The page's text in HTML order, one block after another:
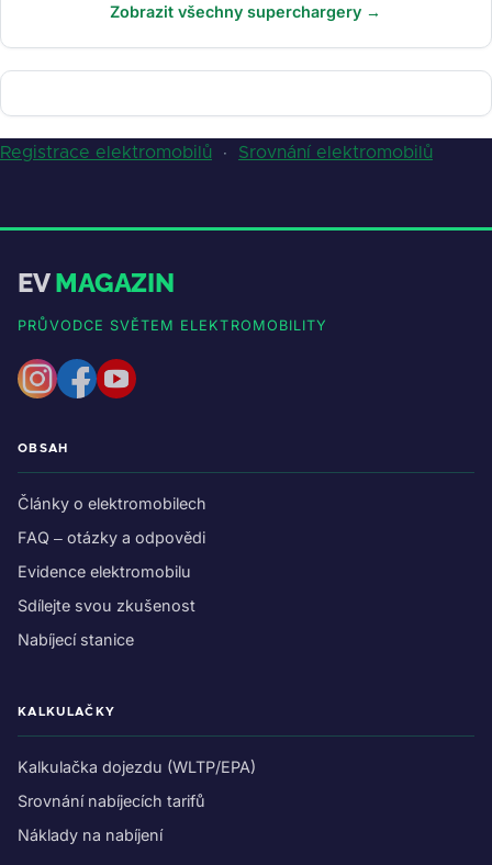
Zobrazit všechny superchargery →
Registrace elektromobilů · Srovnání elektromobilů
EVMAGAZIN
PRŮVODCE SVĚTEM ELEKTROMOBILITY
OBSAH
Články o elektromobilech
FAQ – otázky a odpovědi
Evidence elektromobilu
Sdílejte svou zkušenost
Nabíjecí stanice
KALKULAČKY
Kalkulačka dojezdu (WLTP/EPA)
Srovnání nabíjecích tarifů
Náklady na nabíjení